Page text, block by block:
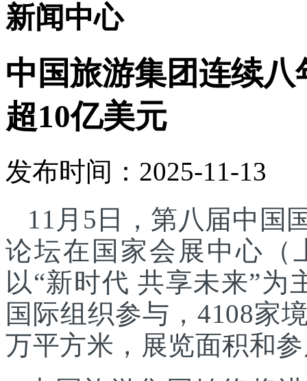
新闻中心
中国旅游集团连续
超10亿美元
发布时间：2025-11-13
11月5日，第八届中国
论坛在国家会展中心（
以“新时代 共享未来”为
国际组织参与，4108家
万平方米，展览面积和